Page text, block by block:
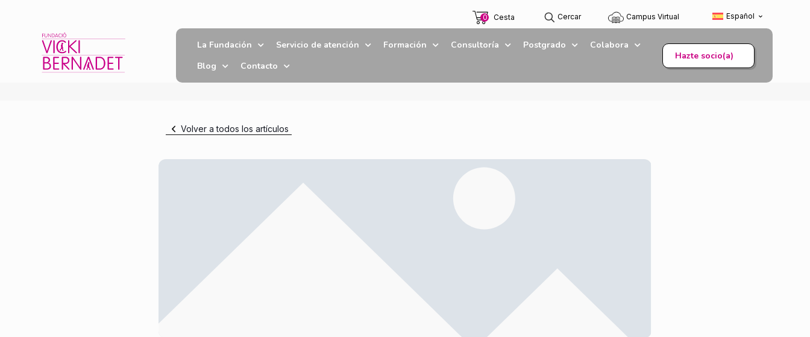
0 Cesta Cercar Campus Virtual Español
La Fundación Servicio de atención Formación Consultoría Postgrado
Colabora
Blog
Contacto
Hazte socio(a)
Volver a todos los artículos